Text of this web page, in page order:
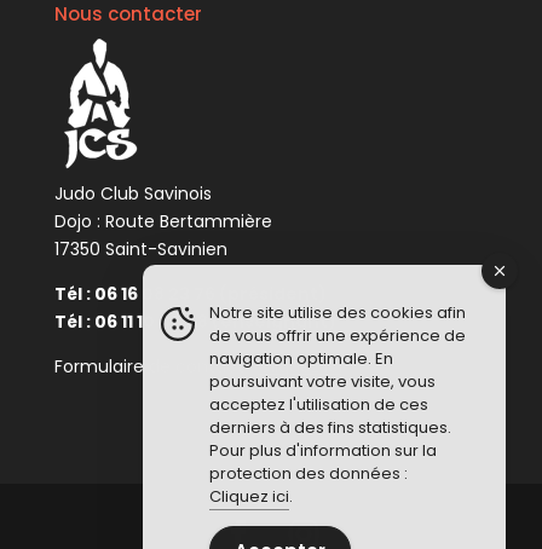
Nous contacter
Judo Club Savinois
Dojo : Route Bertammière
17350 Saint-Savinien
Tél : 06 16 08 23 76 (président)
Tél : 06 11 10 34 48 (enseignant)
Formulaire de contact :Cliquez ici
Notre site utilise des cookies afin
de vous offrir une expérience de
navigation optimale. En
poursuivant votre visite, vous
acceptez l'utilisation de ces
derniers à des fins statistiques.
Pour plus d'information sur la
protection des données :
Cliquez ici.